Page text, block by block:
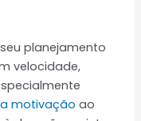
planejamento
velocidade,
motivação ao